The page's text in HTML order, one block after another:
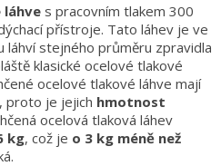
láhve s pracovním tlakem 300
přístroje. Tato láhev je ve
láhví stejného průměru zpravidla
klasické ocelové tlakové
ocelové tlakové láhve mají
, proto je jejich hmotnost
ocelová tlaková láhev
kg, což je o 3 kg méně než